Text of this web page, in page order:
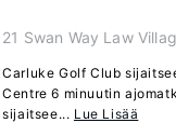
21 Swan Way Law
Carluke Golf Club
Centre 6 minuutin
sijaitsee... Lue Lisää